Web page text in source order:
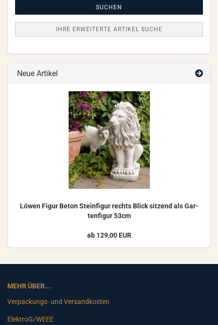
SUCHEN
IHRE ERWEITERTE ARTIKEL SUCHE
Neue Artikel
Löwen Figur Beton Stein­fi­gur rechts Blick sit­zend als Gar­
ten­fi­gur 53cm
ab 129,00 EUR
MEHR ÜBER...
Verpackungs- und Versandkosten
ElektroG/WEEE